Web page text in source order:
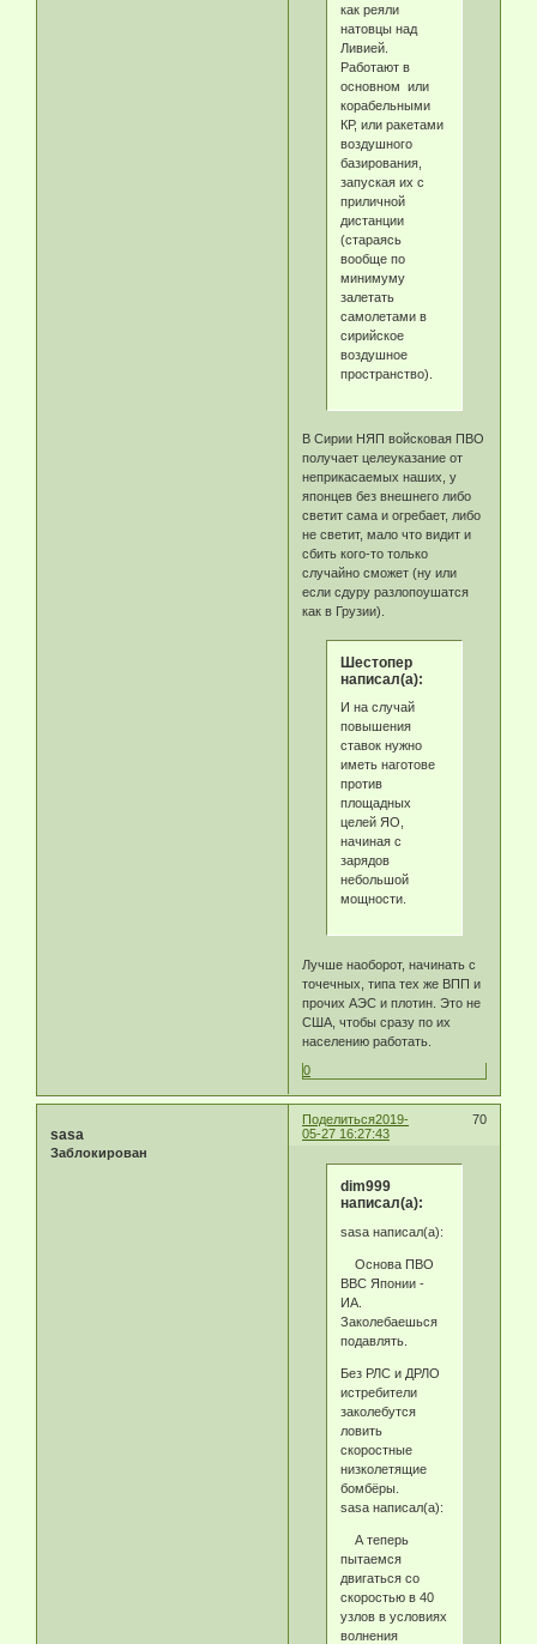
как реяли
натовцы над
Ливией.
Работают в
основном или
корабельными
КР, или ракетами
воздушного
базирования,
запуская их с
приличной
дистанции
(стараясь
вообще по
минимуму
залетать
самолетами в
сирийское
воздушное
пространство).
В Сирии НЯП войсковая ПВО
получает целеуказание от
неприкасаемых наших, у
японцев без внешнего либо
светит сама и огребает, либо
не светит, мало что видит и
сбить кого-то только
случайно сможет (ну или
если сдуру разлопоушатся
как в Грузии).
Шестопер
написал(а):
И на случай
повышения
ставок нужно
иметь наготове
против
площадных
целей ЯО,
начиная с
зарядов
небольшой
мощности.
Лучше наоборот, начинать с
точечных, типа тех же ВПП и
прочих АЭС и плотин. Это не
США, чтобы сразу по их
населению работать.
0
Поделиться 70
2019-
05-27 16:27:43
sasa
Заблокирован
dim999
написал(а):
sasa написал(а):
Основа ПВО
ВВС Японии -
ИА.
Заколебаешься
подавлять.
Без РЛС и ДРЛО
истребители
заколебутся
ловить
скоростные
низколетящие
бомбёры.
sasa написал(а):
А теперь
пытаемся
двигаться со
скоростью в 40
узлов в условиях
волнения